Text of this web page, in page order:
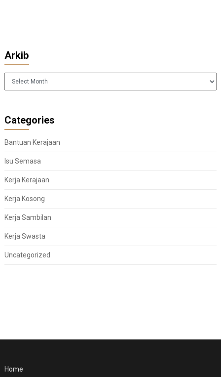
Arkib
Arkib
Categories
Bantuan Kerajaan
Isu Semasa
Kerja Kerajaan
Kerja Kosong
Kerja Sambilan
Kerja Swasta
Uncategorized
Home